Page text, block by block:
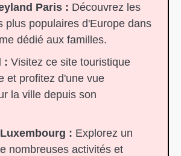
Paris : Découvrez les
plus populaires d'Europe dans
dédié aux familles.
: Visitez ce site touristique
et profitez d'une vue
la ville depuis son
: Explorez un
nombreuses activités et